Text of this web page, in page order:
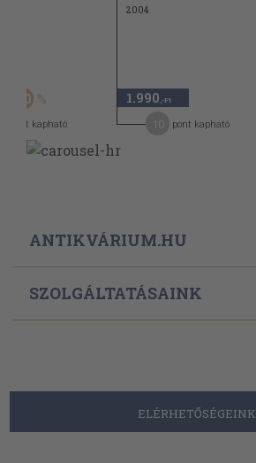
20
pont kapható
2004
1.990 ,-Ft
pont kapható
ANTIKVÁRIUM.HU
SZOLGÁLTATÁSAINK
ELÉRHETŐSÉGEINK